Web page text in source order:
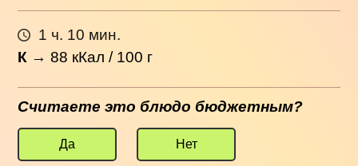
1 ч. 10 мин.
К →88 кКал / 100 г
Считаете это блюдо бюджетным?
Да Нет